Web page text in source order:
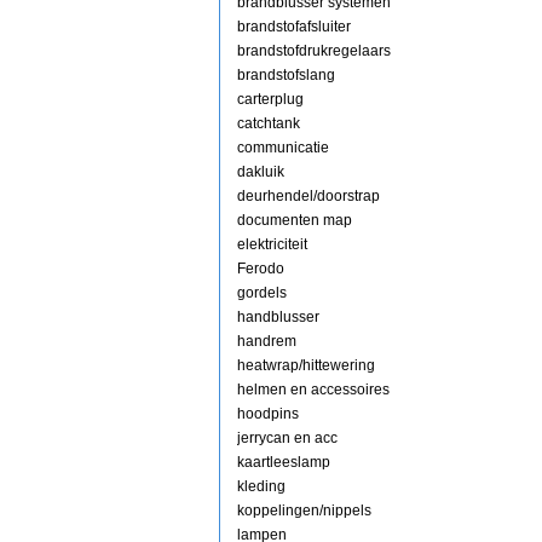
brandstofafsluiter
brandstofdrukregelaars
brandstofslang
carterplug
catchtank
communicatie
dakluik
deurhendel/doorstrap
documenten map
elektriciteit
Ferodo
gordels
handblusser
handrem
heatwrap/hittewering
helmen en accessoires
hoodpins
jerrycan en acc
kaartleeslamp
kleding
koppelingen/nippels
lampen